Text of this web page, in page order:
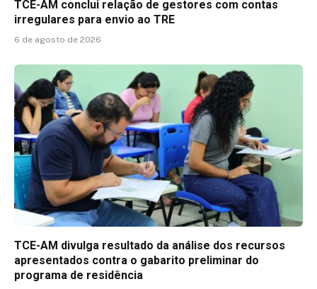
TCE-AM conclui relação de gestores com contas
irregulares para envio ao TRE
6 de agosto de 2026
TCE-AM divulga resultado da análise dos recursos
apresentados contra o gabarito preliminar do
programa de residência